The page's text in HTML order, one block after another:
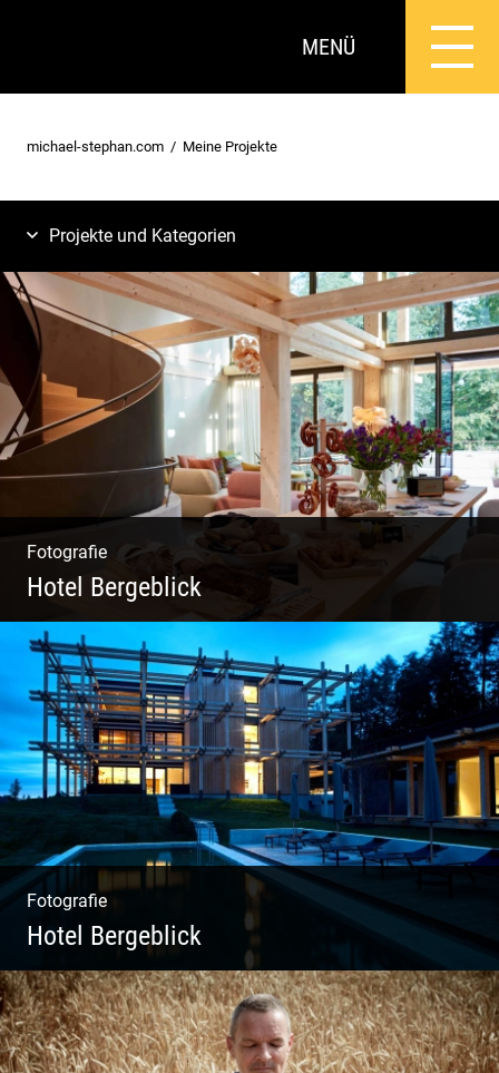
MENÜ
michael-stephan.com Meine Projekte
Projekte und Kategorien
Fotografie
Hotel Bergeblick
Zweites Shooting für das Designhotel in Bad
Tölz
Fotografie
Hotel Bergeblick
Wunderbare Architektur, außergewöhnliches
Design – eine Oase der Ruhe und
Entspannung. Ausgedehnte Fotostrecke